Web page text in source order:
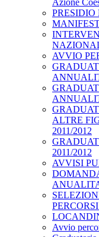
Azione
PRESIDIO
AVVIO
ALTRE
2011/2012
2011/2012
AVVISI
Avvio